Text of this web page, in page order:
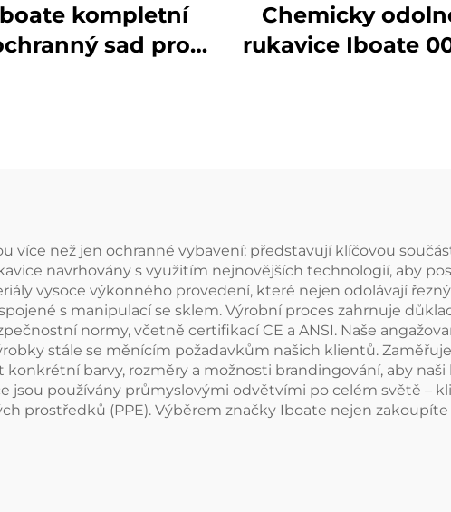
kompletní
sad pro
ASTM
Chemicky
rukavice Iboate
více než jen ochranné vybavení; představují klíčovou
navrhovány s využitím nejnovějších technologií, aby
vysoce výkonného provedení, které nejen odolávají
s manipulací se sklem. Výrobní proces zahrnuje
normy, včetně certifikací CE a ANSI. Naše
stále se měnícím požadavkům našich klientů.
barvy, rozměry a možnosti brandingování, aby
jsou používány průmyslovými odvětvími po celém světě –
prostředků (PPE). Výběrem značky Iboate nejen